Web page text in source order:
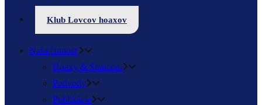
Klub Lovcov hoaxov
Naša činnosť
Hoaxy & Stratcom
Podvody
Publikácie